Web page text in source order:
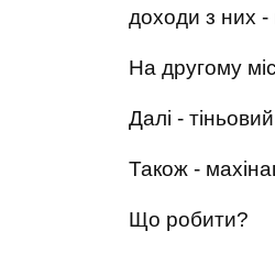
доходи з них -
На другому
Далі -
Також -
Що робити?